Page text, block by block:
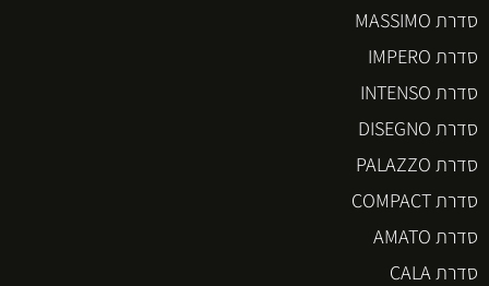
סדרת MASSIMO
סדרת IMPERO
סדרת INTENSO
סדרת DISEGNO
סדרת PALAZZO
סדרת COMPACT
סדרת AMATO
סדרת CALA